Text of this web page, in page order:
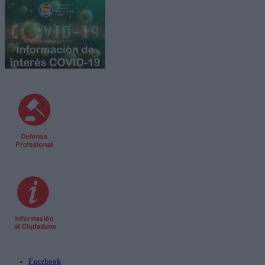
Facebook